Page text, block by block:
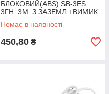
БЛОКОВИЙ(ABS) SB-3ES
3ГН. 3М. З ЗАЗЕМЛ.+ВИМИК.
C-ES-1813
Немає в наявності
450,80 ₴